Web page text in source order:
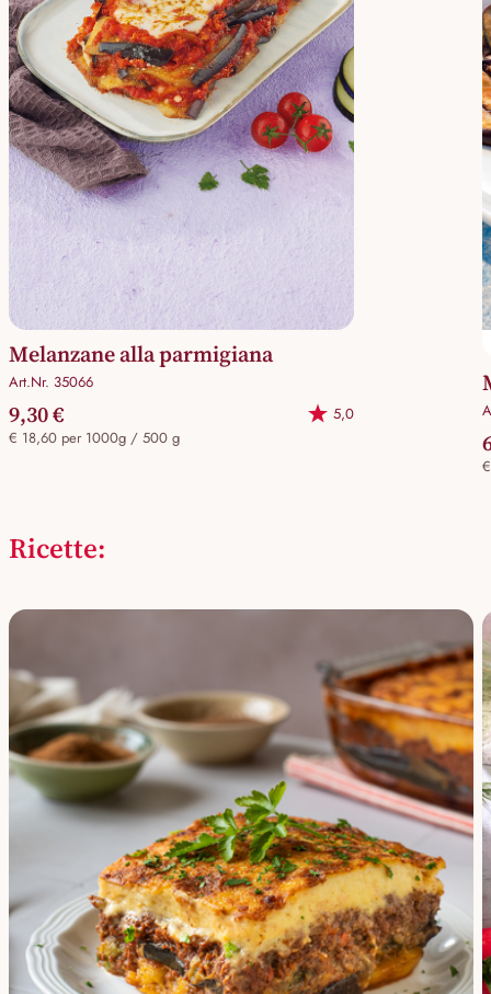
Melanzane alla parmigiana
Art.Nr. 35066
9,30 €
5,0
€ 18,60 per 1000g / 500 g
Ricette: